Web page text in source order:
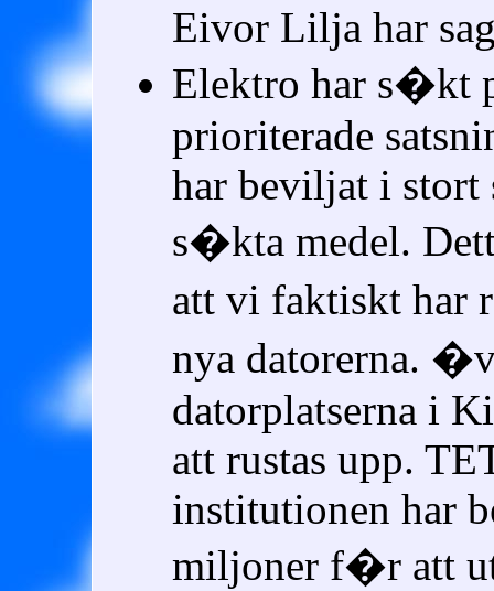
Eivor Lilja har
Elektro har s�kt
prioriterade
har beviljat i stort
s�kta medel.
att vi faktiskt har
nya datorerna.
datorplatserna i
att rustas upp.
institutionen har
miljoner f�r att